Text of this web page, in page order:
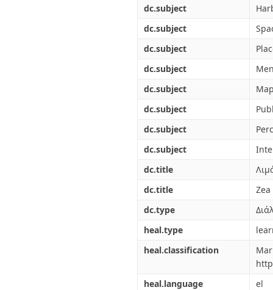
dc.subject
dc.subject
dc.subject
dc.subject
dc.subject
dc.subject
dc.subject
dc.subject
dc.title
dc.title
dc.type
heal.type
heal.classification
heal.language
el